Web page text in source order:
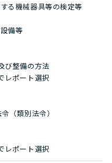
る機械器具等の検定等
備等
び整備の方法
レポート選択
（類別法令）
レポート選択